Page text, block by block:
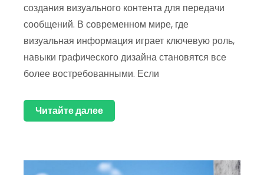
создания визуального контента для передачи
сообщений. В современном мире, где
визуальная информация играет ключевую роль,
навыки графического дизайна становятся все
более востребованными. Если
Читайте далее